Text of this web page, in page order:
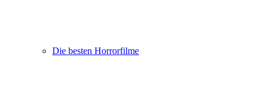
Die besten Horrorfilme